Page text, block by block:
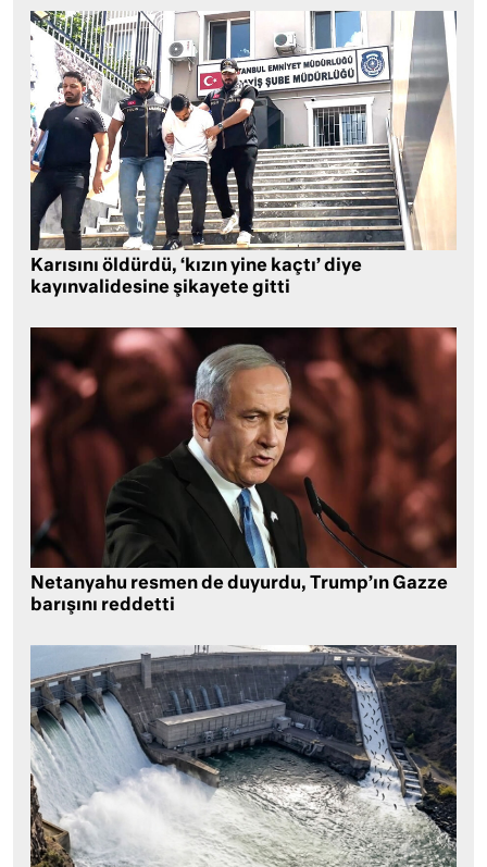
Karısını öldürdü, ‘kızın yine kaçtı’ diye
kayınvalidesine şikayete gitti
Netanyahu resmen de duyurdu, Trump’ın Gazze
barışını reddetti